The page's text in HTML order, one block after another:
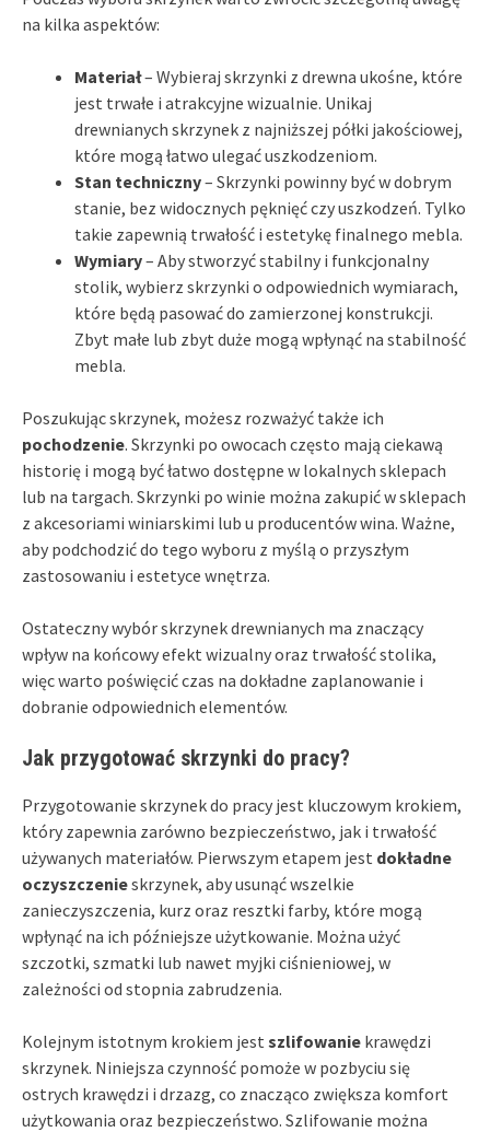
na kilka aspektów:
Materiał– Wybieraj skrzynki z drewna ukośne, które
jest trwałe i atrakcyjne wizualnie. Unikaj
drewnianych skrzynek z najniższej półki jakościowej,
które mogą łatwo ulegać uszkodzeniom.
Stan techniczny– Skrzynki powinny być w dobrym
stanie, bez widocznych pęknięć czy uszkodzeń. Tylko
takie zapewnią trwałość i estetykę finalnego mebla.
Wymiary– Aby stworzyć stabilny i funkcjonalny
stolik, wybierz skrzynki o odpowiednich wymiarach,
które będą pasować do zamierzonej konstrukcji.
Zbyt małe lub zbyt duże mogą wpłynąć na stabilność
mebla.
Poszukując skrzynek, możesz rozważyć także ich
pochodzenie. Skrzynki po owocach często mają ciekawą
historię i mogą być łatwo dostępne w lokalnych sklepach
lub na targach. Skrzynki po winie można zakupić w sklepach
z akcesoriami winiarskimi lub u producentów wina. Ważne,
aby podchodzić do tego wyboru z myślą o przyszłym
zastosowaniu i estetyce wnętrza.
Ostateczny wybór skrzynek drewnianych ma znaczący
wpływ na końcowy efekt wizualny oraz trwałość stolika,
więc warto poświęcić czas na dokładne zaplanowanie i
dobranie odpowiednich elementów.
Jak przygotować skrzynki do pracy?
Przygotowanie skrzynek do pracy jest kluczowym krokiem,
który zapewnia zarówno bezpieczeństwo, jak i trwałość
używanych materiałów. Pierwszym etapem jest dokładne
oczyszczenieskrzynek, aby usunąć wszelkie
zanieczyszczenia, kurz oraz resztki farby, które mogą
wpłynąć na ich późniejsze użytkowanie. Można użyć
szczotki, szmatki lub nawet myjki ciśnieniowej, w
zależności od stopnia zabrudzenia.
Kolejnym istotnym krokiem jest szlifowanie krawędzi
skrzynek. Niniejsza czynność pomoże w pozbyciu się
ostrych krawędzi i drzazg, co znacząco zwiększa komfort
użytkowania oraz bezpieczeństwo. Szlifowanie można